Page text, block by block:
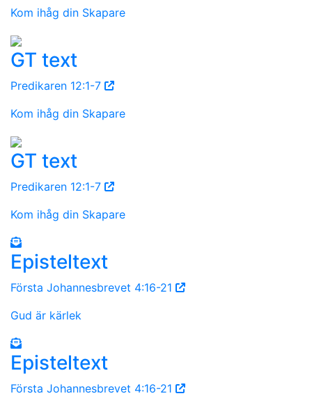
Kom ihåg din Skapare
GT text
Predikaren 12:1-7
Kom ihåg din Skapare
GT text
Predikaren 12:1-7
Kom ihåg din Skapare
Episteltext
Första Johannesbrevet 4:16-21
Gud är kärlek
Episteltext
Första Johannesbrevet 4:16-21